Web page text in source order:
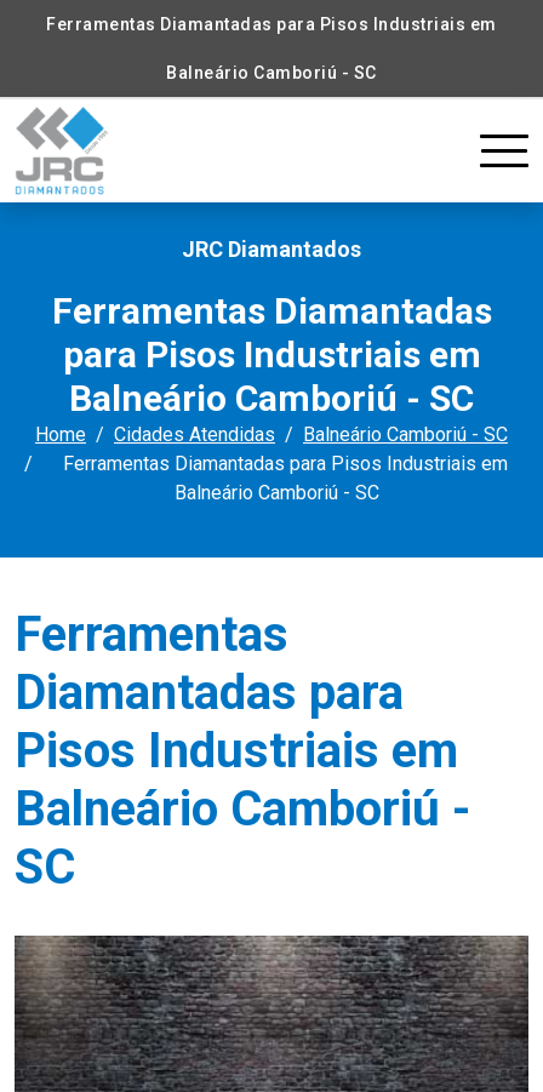
Ferramentas Diamantadas para Pisos Industriais em
Balneário Camboriú - SC
JRC Diamantados
Ferramentas Diamantadas
para Pisos Industriais em
Balneário Camboriú - SC
Home Cidades Atendidas
Balneário Camboriú - SC
Ferramentas Diamantadas para Pisos Industriais em
Balneário Camboriú - SC
Ferramentas
Diamantadas para
Pisos Industriais em
Balneário Camboriú -
SC